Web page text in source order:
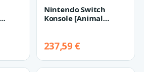
Nintendo Switch
Konsole [Animal
Edition…
237,59 €